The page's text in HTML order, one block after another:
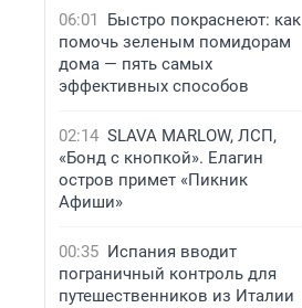
06:01
Быстро покраснеют: как
помочь зеленым помидорам
дома — пять самых
эффективных способов
02:14 SLAVA MARLOW, ЛСП,
«Бонд с кнопкой». Елагин
остров примет «Пикник
Афиши»
00:35 Испания вводит
пограничный контроль для
путешественников из Италии